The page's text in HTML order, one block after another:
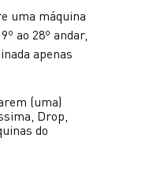
uma máquina
ao 28º andar,
apenas
(uma)
Drop,
do